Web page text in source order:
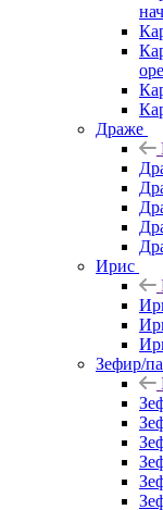
Драже
Ирис
Зефир/